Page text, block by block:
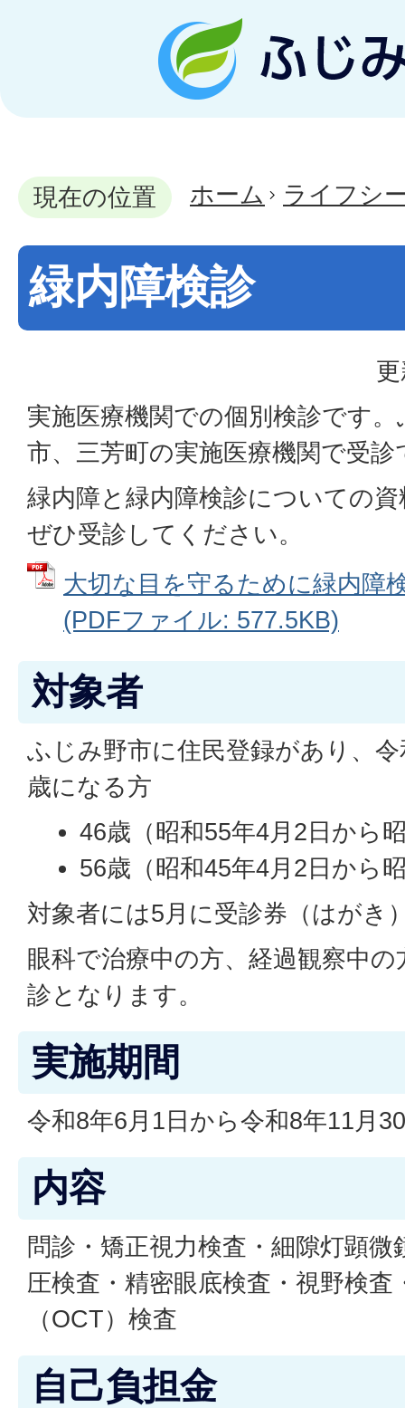
現在の位置 ホーム ライフシ
緑内障検診
実施医療機関での個別検診です
市、三芳町の実施医療機関で受
緑内障と緑内障検診についての
ぜひ受診してください。
大切な目を守るために緑内障
(PDFファイル: 577.5KB)
対象者
ふじみ野市に住民登録があり、
歳になる方
46歳（昭和55年4月2日から
56歳（昭和45年4月2日から
対象者には5月に受診券（はがき
眼科で治療中の方、経過観察中
診となります。
実施期間
令和8年6月1日から令和8年11月
内容
問診・矯正視力検査・細隙灯顕
圧検査・精密眼底検査・視野検査
（OCT）検査
自己負担金